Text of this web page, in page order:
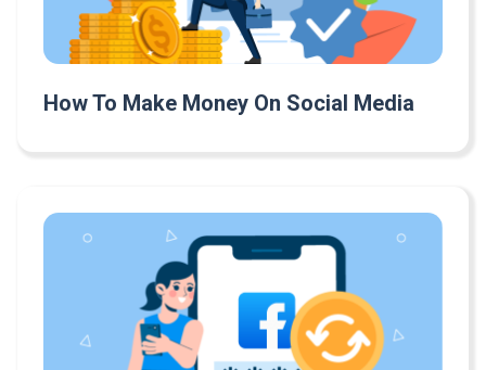
How To Make Money On Social Media